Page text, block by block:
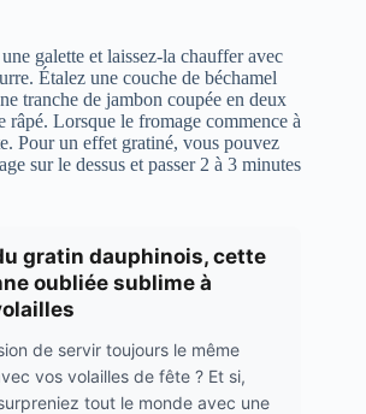
galette et laissez-la chauffer avec
Étalez une couche de béchamel
tranche de jambon coupée en deux
râpé. Lorsque le fromage commence à
Pour un effet gratiné, vous pouvez
sur le dessus et passer 2 à 3 minutes
gratin dauphinois, cette
oubliée sublime à
de servir toujours le même
vos volailles de fête ? Et si,
tout le monde avec une